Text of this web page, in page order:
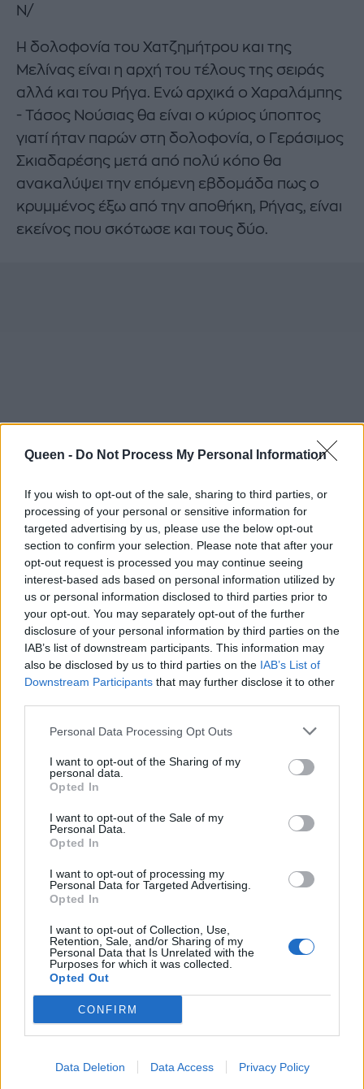
Queen - Do Not Process My Personal Information
If you wish to opt-out of the sale, sharing to third parties, or
processing of your personal or sensitive information for
targeted advertising by us, please use the below opt-out
section to confirm your selection. Please note that after your
opt-out request is processed you may continue seeing
interest-based ads based on personal information utilized by
us or personal information disclosed to third parties prior to
your opt-out. You may separately opt-out of the further
disclosure of your personal information by third parties on the
IAB’s list of downstream participants. This information may
also be disclosed by us to third parties on the IAB’s List of
Downstream Participants that may further disclose it to other
Personal Data Processing Opt Outs
I want to opt-out of the Sharing of my
personal data.
Opted In
I want to opt-out of the Sale of my
Personal Data.
Opted In
I want to opt-out of processing my
Personal Data for Targeted Advertising.
Opted In
I want to opt-out of Collection, Use,
Retention, Sale, and/or Sharing of my
Personal Data that Is Unrelated with the
Purposes for which it was collected.
Opted Out
CONFIRM
Data Deletion Data Access Privacy Policy
N/
Η δολοφονία του Χατζημήτρου και της
Μελίνας είναι η αρχή του τέλους της σειράς
αλλά και του Ρήγα. Ενώ αρχικά ο Χαραλάμπης
- Τάσος Νούσιας θα είναι ο κύριος ύποπτος
γιατί ήταν παρών στη δολοφονία, ο Γεράσιμος
Σκιαδαρέσης μετά από πολύ κόπο θα
ανακαλύψει την επόμενη εβδομάδα πως ο
κρυμμένος έξω από την αποθήκη, Ρήγας, είναι
εκείνος που σκότωσε και τους δύο.
Το κίνητρο, φυσικά και ήταν τα χρήματα. Γιατί
ως αδελφός του Χατζημήτρου θα
κληρονομούσε την περιουσία του και φυσικά
δεν θα κινδύνευε το Grand Hotel της Κυβέλης
του απ' εκείνον.
τι έκανε ο Ρήγας και για πρώτη φορά, κάτι θα